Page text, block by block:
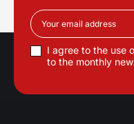
I agree to the use
to the monthly